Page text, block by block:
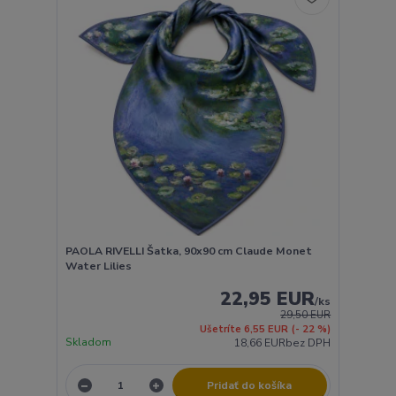
PAOLA RIVELLI Šatka, 90x90 cm Claude Monet
Water Lilies
29,50 EUR
Ušetríte 6,55 EUR (- 22 %)
22,95 EUR/ks
18,66 EURbez DPH
Skladom
Pridať do košíka